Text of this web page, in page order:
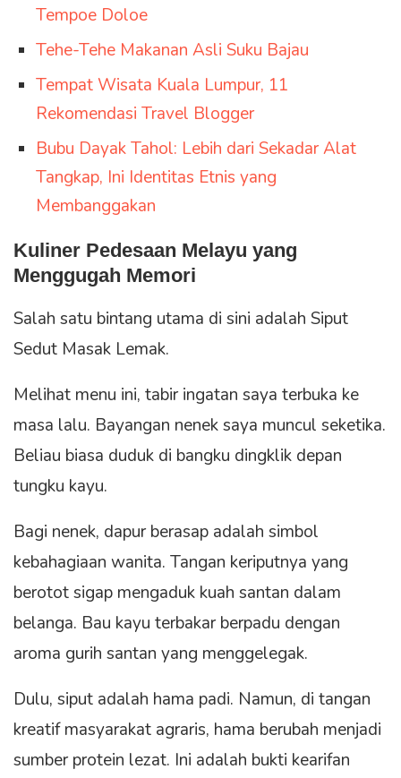
Tempoe Doloe
Tehe-Tehe Makanan Asli Suku Bajau
Tempat Wisata Kuala Lumpur, 11
Rekomendasi Travel Blogger
Bubu Dayak Tahol: Lebih dari Sekadar Alat
Tangkap, Ini Identitas Etnis yang
Membanggakan
Kuliner Pedesaan Melayu yang
Menggugah Memori
Salah satu bintang utama di sini adalah Siput
Sedut Masak Lemak.
Melihat menu ini, tabir ingatan saya terbuka ke
masa lalu. Bayangan nenek saya muncul seketika.
Beliau biasa duduk di bangku dingklik depan
tungku kayu.
Bagi nenek, dapur berasap adalah simbol
kebahagiaan wanita. Tangan keriputnya yang
berotot sigap mengaduk kuah santan dalam
belanga. Bau kayu terbakar berpadu dengan
aroma gurih santan yang menggelegak.
Dulu, siput adalah hama padi. Namun, di tangan
kreatif masyarakat agraris, hama berubah menjadi
sumber protein lezat. Ini adalah bukti kearifan